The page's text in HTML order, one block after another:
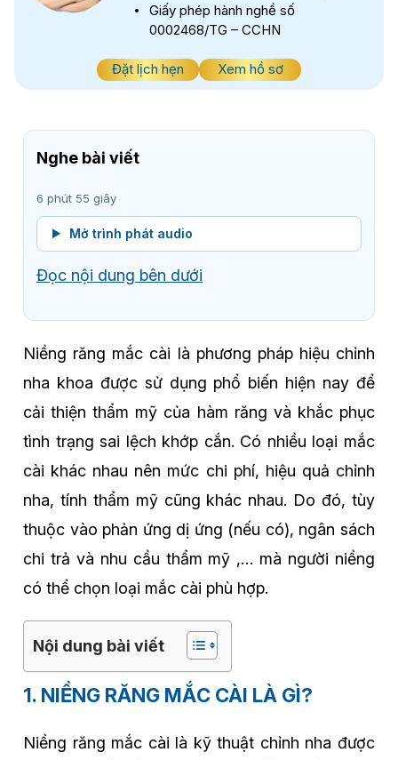
Giấy phép hành nghề số
0002468/TG – CCHN
Đặt lịch hẹn Xem hồ sơ
Nghe bài viết
6 phút 55 giây
Mở trình phát audio
Đọc nội dung bên dưới
Niềng răng mắc cài là phương pháp hiệu chỉnh
nha khoa được sử dụng phổ biến hiện nay để
cải thiện thẩm mỹ của hàm răng và khắc phục
tình trạng sai lệch khớp cắn. Có nhiều loại mắc
cài khác nhau nên mức chi phí, hiệu quả chỉnh
nha, tính thẩm mỹ cũng khác nhau. Do đó, tùy
thuộc vào phản ứng dị ứng (nếu có), ngân sách
chi trả và nhu cầu thẩm mỹ ,… mà người niềng
có thể chọn loại mắc cài phù hợp.
Nội dung bài viết
1. NIỀNG RĂNG MẮC CÀI LÀ GÌ?
Niềng răng mắc cài là kỹ thuật chỉnh nha được